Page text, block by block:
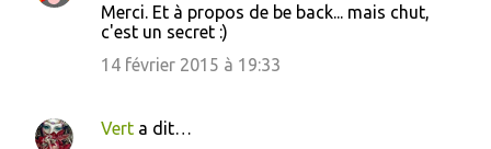
Merci. Et à propos de be back... mais chut,
c'est un secret :)
14 février 2015 à 19:33
Vert a dit…